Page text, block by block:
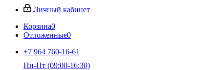
Личный кабинет
Корзина0
Отложенные0
+7 964 760-16-61
Пн-Пт (09:00-16:30)